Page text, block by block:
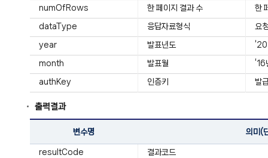
numOfRows 한 페이지 결과 수 한
dataType 응답자료형식 요
year 발표년도
month 발표월 ‘16
authKey 인증키 발
출력결과
변수명 의미(
resultCode 결과코드